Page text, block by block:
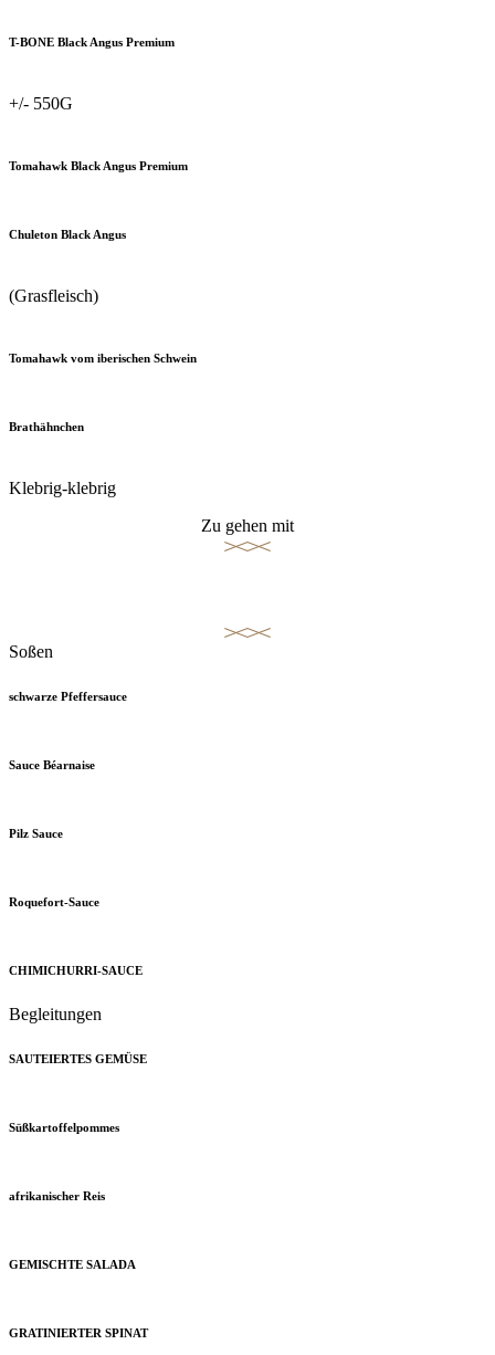
T-BONE Black Angus Premium
+/- 550G
Tomahawk Black Angus Premium
Chuleton Black Angus
(Grasfleisch)
Tomahawk vom iberischen Schwein
Brathähnchen
Klebrig-klebrig
Zu gehen mit
Soßen
schwarze Pfeffersauce
Sauce Béarnaise
Pilz Sauce
Roquefort-Sauce
CHIMICHURRI-SAUCE
Begleitungen
SAUTEIERTES GEMÜSE
Süßkartoffelpommes
afrikanischer Reis
GEMISCHTE SALADA
GRATINIERTER SPINAT